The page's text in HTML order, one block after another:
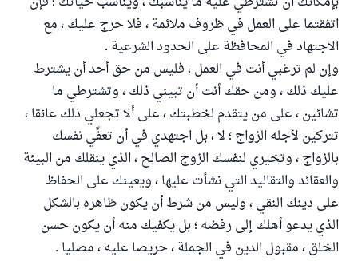
اتفقتما على العمل في ظروف ملائمة ، فلا حرج عليك ، مع
الاجتهاد في المحافظة على الحدود الشرعية .
وإن لم ترغبي أنت في العمل ، فليس من حق أحد أن يشترط
عليك ذلك ، ومن حقك أنت أن تبيني ذلك ، وتشترطي ما
تشائين ، على من يتقدم لخطبتك ، على ألا تجعلي ذلك عائقا ،
تتركين لأجله الزواج ؛ لا ، بل اجتهدي في أن تعفِّي نفسك
بالزواج ، وتخيري لنفسك الزوج الصالح ، الذي ينقلك من البيئة
والعقائد والتقاليد التي نشأت عليها ، ويعينك على الحفاظ
على دينك النقي ، وليس من شرط أن يكون ظاهره بالشكل
الذي يدعو أهلك إلى رفضه ؛ بل يكفيك منه أن يكون حسن
الخلق ، مقبول الدين في الجملة ، حريصا عليه ، مصليا .